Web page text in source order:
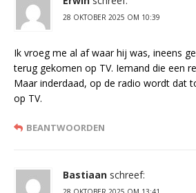
28 OKTOBER 2025 OM 10:39
Ik vroeg me al af waar hij was, ineens
terug gekomen op TV. Iemand die een
Maar inderdaad, op de radio wordt dat
op TV.
BEANTWOORDEN
Bastiaan schreef: